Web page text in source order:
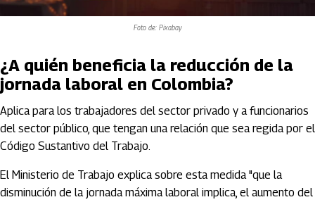
Foto de: Pixabay
¿A quién beneficia la reducción de la
jornada laboral en Colombia?
Aplica para los trabajadores del sector privado y a funcionarios
del sector público, que tengan una relación que sea regida por el
Código Sustantivo del Trabajo.
El Ministerio de Trabajo explica sobre esta medida "que la
disminución de la jornada máxima laboral implica, el aumento del